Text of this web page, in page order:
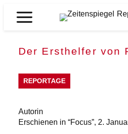
Inhalt
Zeitenspiegel
Der Ersthelfer von
REPORTAGE
Autorin
Erschienen in “Focus”, 2.